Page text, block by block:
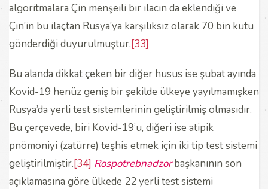
algoritmalara Çin menşeili bir ilacın da eklendiği ve
Çin’in bu ilaçtan Rusya’ya karşılıksız olarak 70 bin kutu
gönderdiği duyurulmuştur.[33]
Bu alanda dikkat çeken bir diğer husus ise şubat ayında
Kovid-19 henüz geniş bir şekilde ülkeye yayılmamışken
Rusya’da yerli test sistemlerinin geliştirilmiş olmasıdır.
Bu çerçevede, biri Kovid-19’u, diğeri ise atipik
pnömoniyi (zatürre) teşhis etmek için iki tip test sistemi
geliştirilmiştir.[34] Rospotrebnadzorbaşkanının son
açıklamasına göre ülkede 22 yerli test sistemi